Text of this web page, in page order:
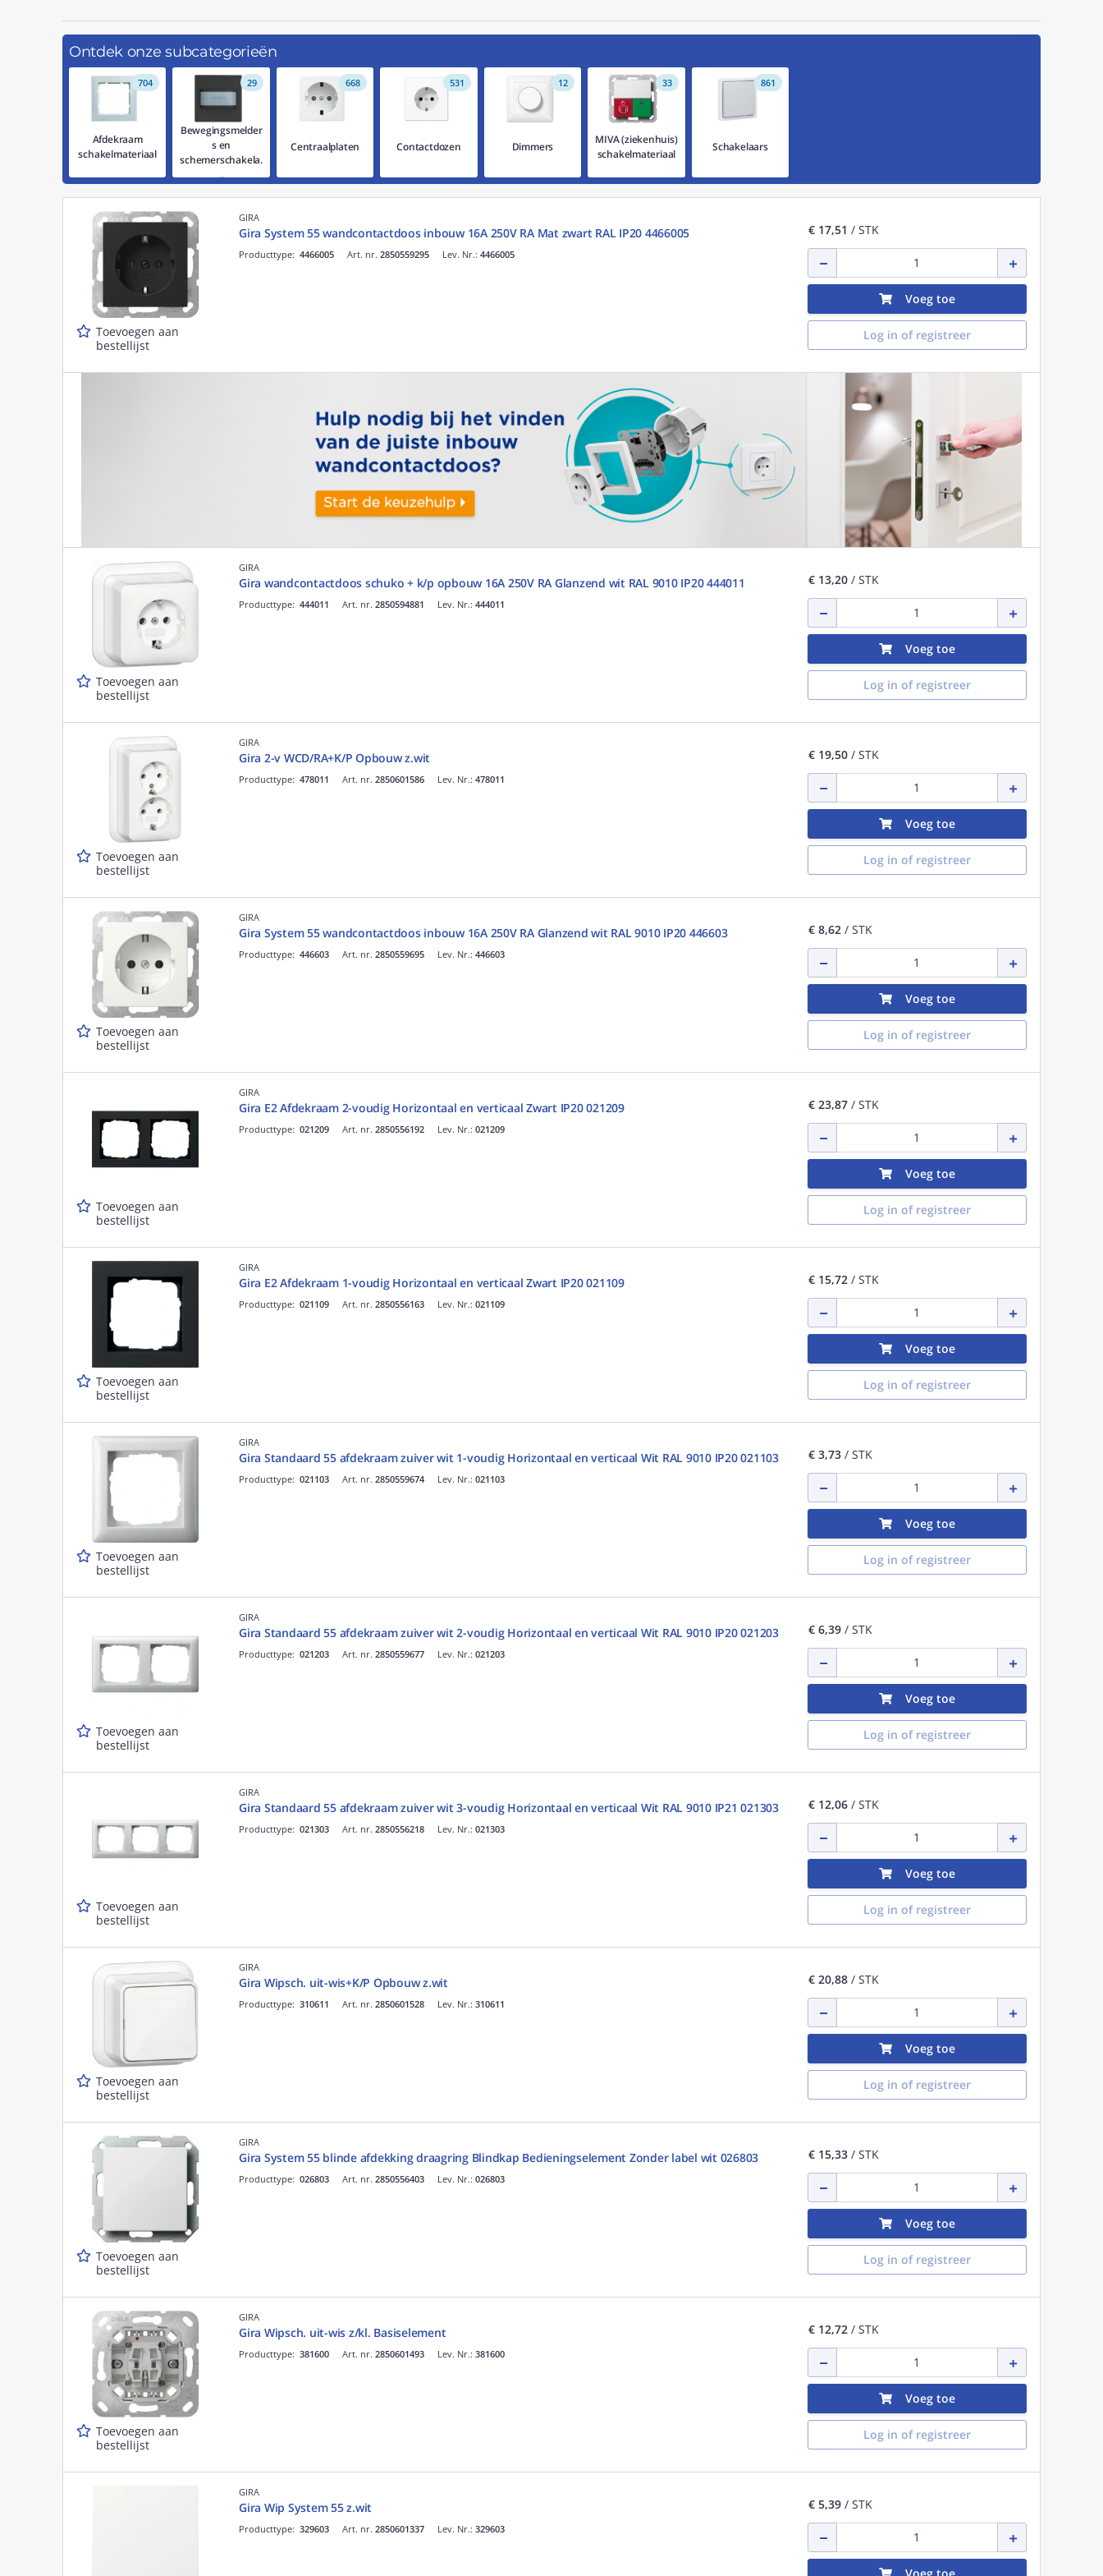
Voor extra veiligheid rondom het huis raden wij een kwalitatievebewegingsmelderaan. Bij Rexel vind je diverse soorten voor zowel binnen als buiten en in diverse kleuren.
Ontdek tot slot het aanbodindustrieel CEE-contactmateriaalvan o.a. Mennekes. De CEE-stekkers voldoen aan de IEC 639-norm.
Ontdek onze subcategorieën
704
Afdekraam
schakelmateriaal
29
Bewegingsmelder
s en
schemerschakela.
..
668
Centraalplaten
531
Contactdozen
12
Dimmers
33
MIVA (ziekenhuis)
schakelmateriaal
861
Schakelaars
Toevoegen aan
bestellijst
GIRA
Gira System 55 wandcontactdoos inbouw 16A 250V RA Mat zwart RAL IP20 4466005
Art. nr. 2850559295
Producttype: 4466005 Lev. Nr.: 4466005
€ 17,51 / STK
Voeg toe
Log in of registreer
Toevoegen aan
bestellijst
GIRA
Gira wandcontactdoos schuko + k/p opbouw 16A 250V RA Glanzend wit RAL 9010 IP20 444011
Art. nr. 2850594881
Producttype: 444011 Lev. Nr.: 444011
€ 13,20/ STK
Voeg toe
Log in of registreer
Toevoegen aan
bestellijst
GIRA
Gira 2-v WCD/RA+K/P Opbouw z.wit
Art. nr. 2850601586
Producttype: 478011 Lev. Nr.: 478011
€ 19,50/ STK
Voeg toe
Log in of registreer
Toevoegen aan
bestellijst
GIRA
Gira System 55 wandcontactdoos inbouw 16A 250V RA Glanzend wit RAL 9010 IP20 446603
Art. nr. 2850559695
Producttype: 446603 Lev. Nr.: 446603
€ 8,62/ STK
Voeg toe
Log in of registreer
Toevoegen aan
bestellijst
GIRA
Gira E2 Afdekraam 2-voudig Horizontaal en verticaal Zwart IP20 021209
Art. nr. 2850556192
Producttype: 021209 Lev. Nr.: 021209
€ 23,87/ STK
Voeg toe
Log in of registreer
Toevoegen aan
bestellijst
GIRA
Gira E2 Afdekraam 1-voudig Horizontaal en verticaal Zwart IP20 021109
Art. nr. 2850556163
Producttype: 021109 Lev. Nr.: 021109
€ 15,72/ STK
Voeg toe
Log in of registreer
Toevoegen aan
bestellijst
GIRA
Gira Standaard 55 afdekraam zuiver wit 1-voudig Horizontaal en verticaal Wit RAL 9010 IP20 021103
Art. nr. 2850559674
Producttype: 021103 Lev. Nr.: 021103
€ 3,73/ STK
Voeg toe
Log in of registreer
Toevoegen aan
bestellijst
GIRA
Gira Standaard 55 afdekraam zuiver wit 2-voudig Horizontaal en verticaal Wit RAL 9010 IP20 021203
Art. nr. 2850559677
Producttype: 021203 Lev. Nr.: 021203
€ 6,39/ STK
Voeg toe
Log in of registreer
Toevoegen aan
bestellijst
GIRA
Gira Standaard 55 afdekraam zuiver wit 3-voudig Horizontaal en verticaal Wit RAL 9010 IP21 021303
Art. nr. 2850556218
Producttype: 021303 Lev. Nr.: 021303
€ 12,06/ STK
Voeg toe
Log in of registreer
Toevoegen aan
bestellijst
GIRA
Gira Wipsch. uit-wis+K/P Opbouw z.wit
Art. nr. 2850601528
Producttype: 310611 Lev. Nr.: 310611
€ 20,88/ STK
Voeg toe
Log in of registreer
Toevoegen aan
bestellijst
GIRA
Gira System 55 blinde afdekking draagring Blindkap Bedieningselement Zonder label wit 026803
Art. nr. 2850556403
Producttype: 026803 Lev. Nr.: 026803
€ 15,33/ STK
Voeg toe
Log in of registreer
Toevoegen aan
bestellijst
GIRA
Gira Wipsch. uit-wis z/kl. Basiselement
Art. nr. 2850601493
Producttype: 381600 Lev. Nr.: 381600
€ 12,72/ STK
Voeg toe
Log in of registreer
GIRA
Gira Wip System 55 z.wit
Art. nr. 2850601337
Producttype: 329603 Lev. Nr.: 329603
€ 5,39/ STK